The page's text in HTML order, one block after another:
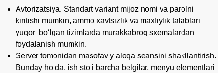
Avtorizatsiya. Standart variant mijoz nomi va parolni
kiritishi mumkin, ammo xavfsizlik va maxfiylik talablari
yuqori boʻlgan tizimlarda murakkabroq sxemalardan
foydalanish mumkin.
Server tomonidan masofaviy aloqa seansini shakllantirish.
Bunday holda, ish stoli barcha belgilar, menyu elementlari